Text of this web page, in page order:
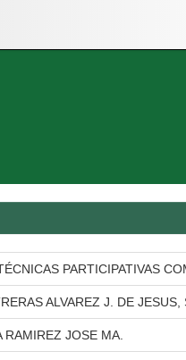
PARTICIPATIVAS
ALVAREZ J. DE
RAMIREZ JOSE MA.